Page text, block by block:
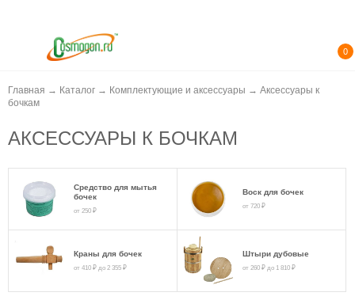
0
Главная → Каталог → Комплектующие и аксессуары → Аксессуары к
бочкам
АКСЕССУАРЫ К БОЧКАМ
Средство для мытья
бочек
от 250 ₽
Воск для бочек
от 720 ₽
Краны для бочек
от 410 ₽до 2 355 ₽
Штыри дубовые
от 260 ₽до 1 810 ₽